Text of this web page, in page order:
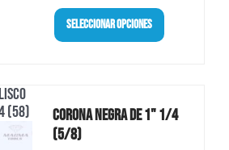
Seleccionar Opciones
Corona Negra De 1" 1/4
(5/8)